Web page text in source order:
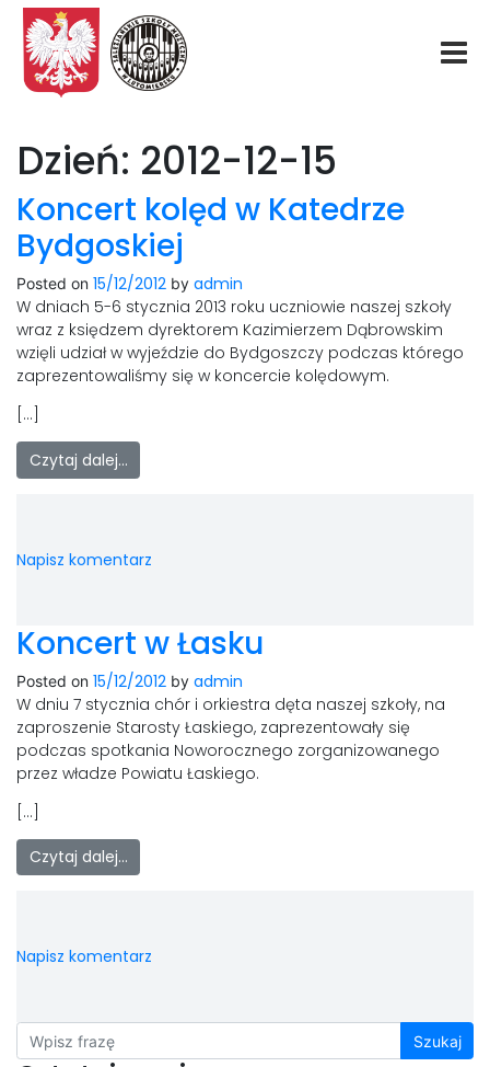
O nas
Rekrutacja
Fundacja
Kontakt
Dzień: 2012-12-15
Koncert kolęd w Katedrze
Bydgoskiej
Posted on 15/12/2012 by admin
W dniach 5-6 stycznia 2013 roku uczniowie naszej szkoły
wraz z księdzem dyrektorem Kazimierzem Dąbrowskim
wzięli udział w wyjeździe do Bydgoszczy podczas którego
zaprezentowaliśmy się w koncercie kolędowym.
[…]
Czytaj dalej…
Napisz komentarz
Koncert w Łasku
Posted on 15/12/2012 by admin
W dniu 7 stycznia chór i orkiestra dęta naszej szkoły, na
zaproszenie Starosty Łaskiego, zaprezentowały się
podczas spotkania Noworocznego zorganizowanego
przez władze Powiatu Łaskiego.
[…]
Czytaj dalej…
Napisz komentarz
Szukaj